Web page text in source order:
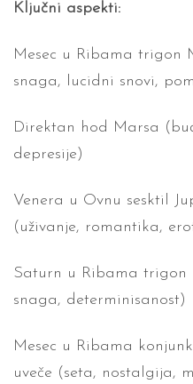
Ključni aspekti:
Mesec u Ribama trigon
snaga, lucidni snovi,
Direktan hod Marsa
depresije)
Venera u Ovnu sesktil
(uživanje, romantika,
Saturn u Ribama trigon
snaga, determinisanost)
Mesec u Ribama
uveče (seta, nostalgija,